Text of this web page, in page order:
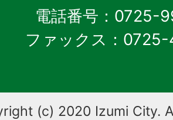
電話番号：0725-
ファックス：
(c) 2020 Izumi City.